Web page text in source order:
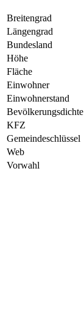
Breitengrad
Längengrad
Bundesland
Höhe
Fläche
Einwohner
Einwohnerstand
Bevölkerungsdichte
KFZ
Gemeindeschlüssel
Web
Vorwahl